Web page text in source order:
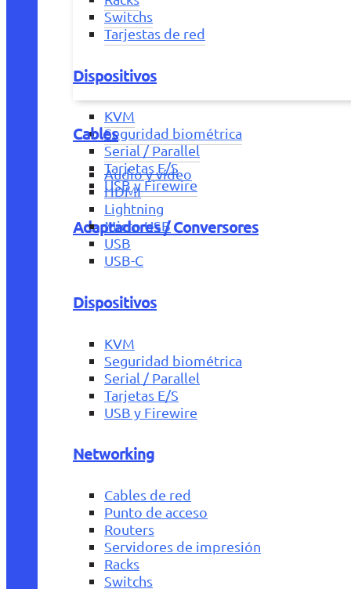
Switchs
Tarjestas de red
Dispositivos
KVM
Seguridad biométrica
Serial / Parallel
Tarjetas E/S
USB y Firewire
Adaptadores / Conversores
Cables
Audio y vídeo
HDMI
Lightning
Micro USB
USB
USB-C
Dispositivos
KVM
Seguridad biométrica
Serial / Parallel
Tarjetas E/S
USB y Firewire
Networking
Cables de red
Punto de acceso
Routers
Servidores de impresión
Racks
Switchs